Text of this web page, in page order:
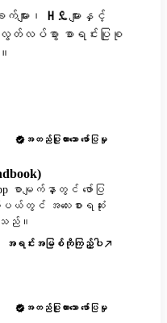
ျက်များ၊ ዘዴများနှင့်
လွတ်လပ်စွာ စာရင်းပြုစု
အတည်ပြုထားသော ဖော်ပြမှု
စာမျက်နှာတွင် ဖော်ပြ
ယ်တွင် အလေးစားရဆုံး
သည်။
အရင်းအမြစ်ကိုကြည့်ပါ
အတည်ပြုထားသော ဖော်ပြမှု